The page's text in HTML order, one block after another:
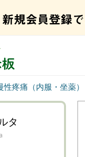
性疼痛（内服・坐薬）
タ